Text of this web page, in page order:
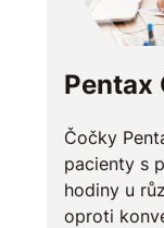
Pentax
Čočky
pacienty s
hodiny u
oproti